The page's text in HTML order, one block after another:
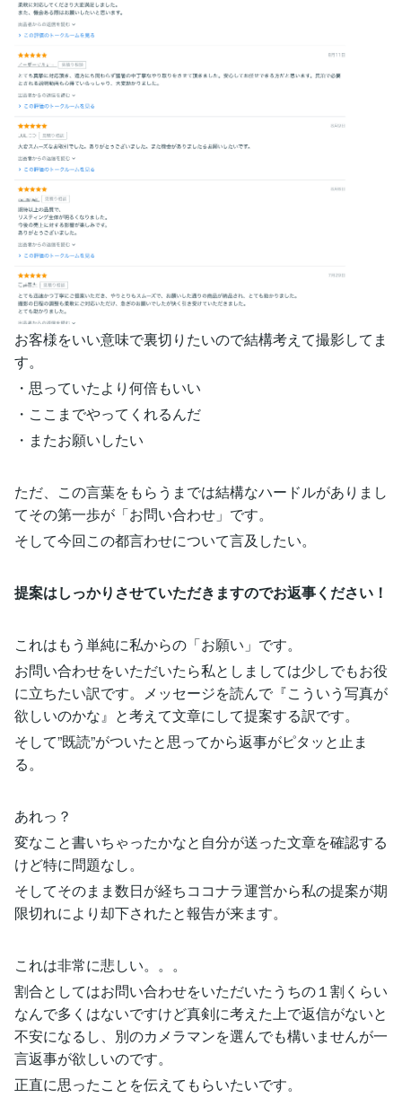
お客様をいい意味で裏切りたいので結構考えて撮影してま
す。
・思っていたより何倍もいい
・ここまでやってくれるんだ
・またお願いしたい
ただ、この言葉をもらうまでは結構なハードルがありまし
てその第一歩が「お問い合わせ」です。
そして今回この都言わせについて言及したい。
提案はしっかりさせていただきますのでお返事ください！
これはもう単純に私からの「お願い」です。
お問い合わせをいただいたら私としましては少しでもお役
に立ちたい訳です。メッセージを読んで『こういう写真が
欲しいのかな』と考えて文章にして提案する訳です。
そして”既読”がついたと思ってから返事がピタッと止ま
る。
あれっ？
変なこと書いちゃったかなと自分が送った文章を確認する
けど特に問題なし。
そしてそのまま数日が経ちココナラ運営から私の提案が期
限切れにより却下されたと報告が来ます。
これは非常に悲しい。。。
割合としてはお問い合わせをいただいたうちの１割くらい
なんで多くはないですけど真剣に考えた上で返信がないと
不安になるし、別のカメラマンを選んでも構いませんが一
言返事が欲しいのです。
正直に思ったことを伝えてもらいたいです。